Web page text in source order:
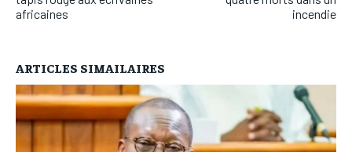
africaines
incendie
ARTICLES SIMAILAIRES